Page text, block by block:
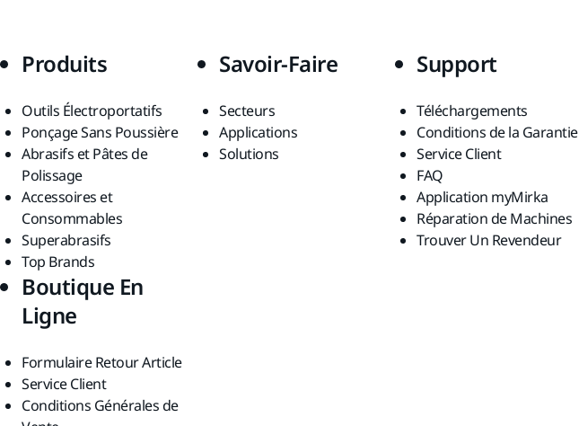
Produits
Outils Électroportatifs
Ponçage Sans Poussière
Abrasifs et Pâtes de
Polissage
Accessoires et
Consommables
Superabrasifs
Top Brands
Savoir-Faire
Secteurs
Applications
Solutions
Support
Téléchargements
Conditions de la Garantie
Service Client
FAQ
Application myMirka
Réparation de Machines
Trouver Un Revendeur
Boutique En
Ligne
Formulaire Retour Article
Service Client
Conditions Générales de